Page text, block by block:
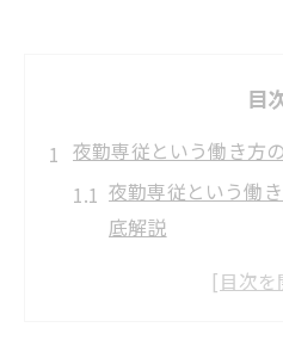
目
夜勤専従という働き方
夜勤専従という働
底解説
夜勤専従という働